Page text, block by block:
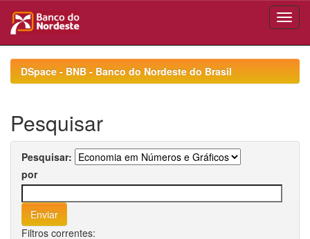
navigationDSpace - BNB - Banco do Nordeste do Brasil
Pesquisar
Pesquisar:
por
Filtros correntes: